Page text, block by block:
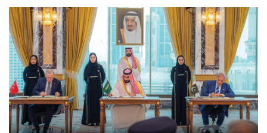
من نحن
للتواصل معنا
شروط الاستخدام
شروط الإشتراك